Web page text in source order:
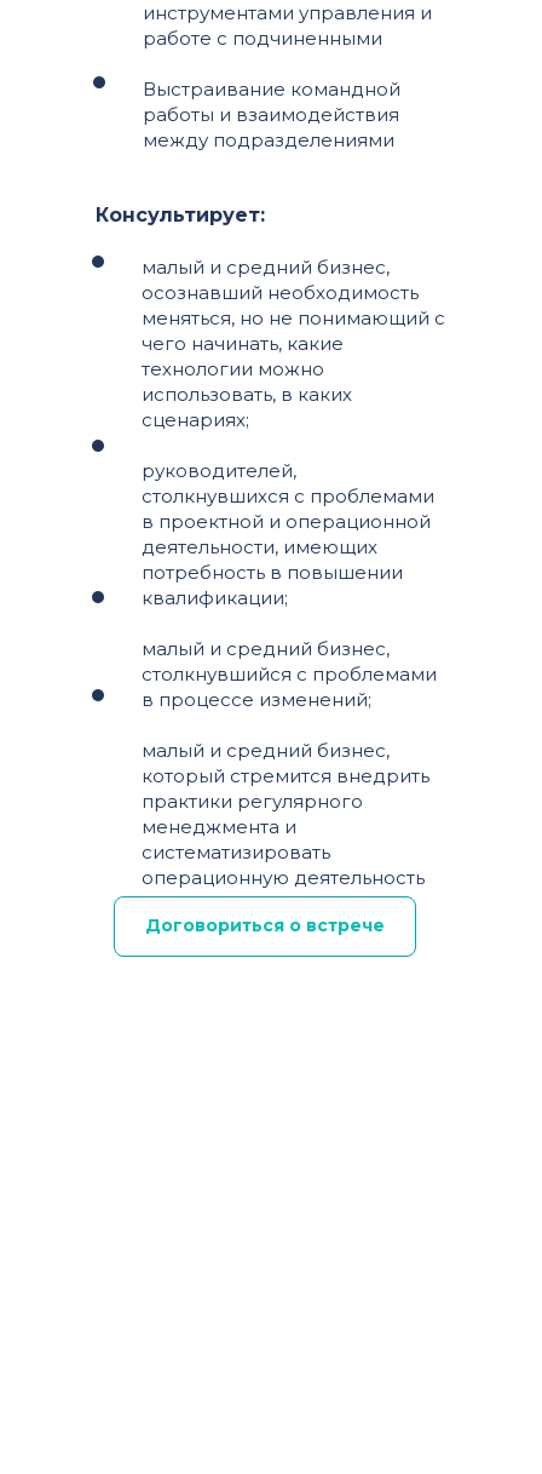
Договориться о встрече
инструментами управления и
работе с подчиненными
Выстраивание командной
работы и взаимодействия
между подразделениями
Консультирует:
малый и средний бизнес,
осознавший необходимость
меняться, но не понимающий с
чего начинать, какие
технологии можно
использовать, в каких
сценариях;
руководителей,
столкнувшихся с проблемами
в проектной и операционной
деятельности, имеющих
потребность в повышении
квалификации;
малый и средний бизнес,
столкнувшийся с проблемами
в процессе изменений;
малый и средний бизнес,
который стремится внедрить
практики регулярного
менеджмента и
систематизировать
операционную деятельность